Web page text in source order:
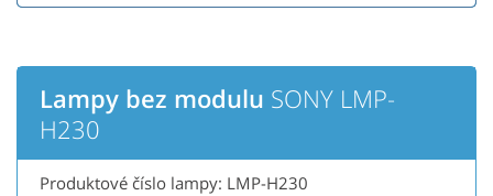
Lampy bez modulu SONY LMP-
H230
Produktové číslo lampy: LMP-H230